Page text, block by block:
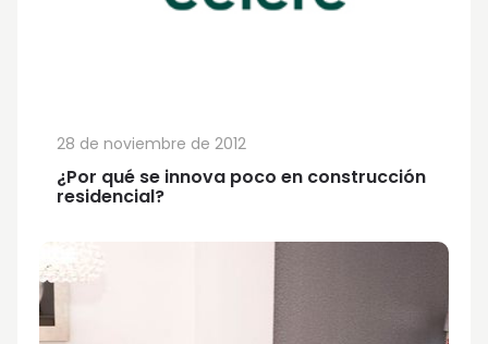
¿Por qué se innova poco en construcción
residencial?
28 de noviembre de 2012